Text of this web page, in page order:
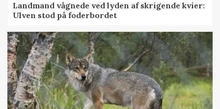
Landmand vågnede ved lyden af skrigende kvier:
Ulven stod på foderbordet